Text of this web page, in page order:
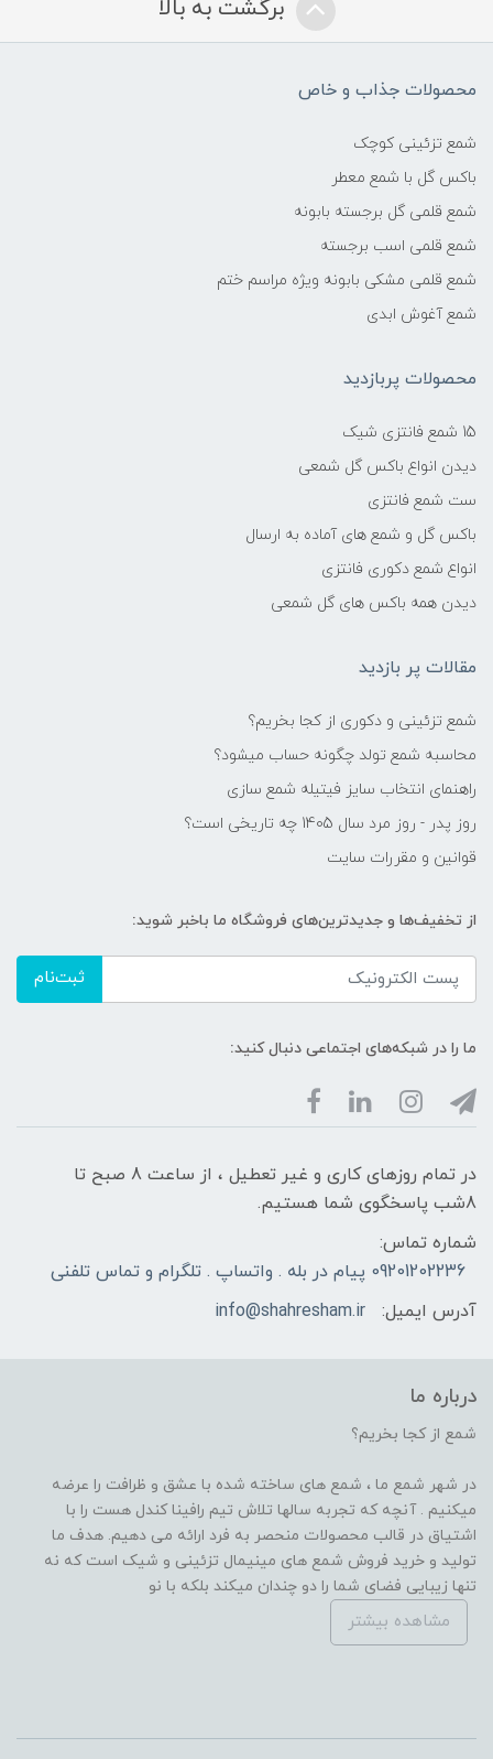
برگشت به بالا
محصولات جذاب و خاص
شمع تزئینی کوچک
باکس گل با شمع معطر
شمع قلمی گل برجسته بابونه
شمع قلمی اسب برجسته
شمع قلمی مشکی بابونه ویژه مراسم ختم
شمع آغوش ابدی
محصولات پربازدید
15 شمع فانتزی شیک
دیدن انواع باکس گل شمعی
ست شمع فانتزی
باکس گل و شمع های آماده به ارسال
انواع شمع دکوری فانتزی
دیدن همه باکس های گل شمعی
مقالات پر بازدید
شمع تزئینی و دکوری از کجا بخریم؟
محاسبه شمع تولد چگونه حساب میشود؟
راهنمای انتخاب سایز فیتیله شمع سازی
روز پدر - روز مرد سال 1405 چه تاریخی است؟
قوانین و مقررات سایت
از تخفیف‌ها و جدیدترین‌های فروشگاه ما باخبر شوید:
ثبت‌نام
ما را در شبکه‌های اجتماعی دنبال کنید:
در تمام روزهای کاری و غیر تعطیل ، از ساعت 8 صبح تا
8شب پاسخگوی شما هستیم.
شماره تماس:
09201202236 پیام در بله . واتساپ . تلگرام و تماس تلفنی
آدرس ایمیل:
info@shahresham.ir
درباره ما
شمع از کجا بخریم؟
در شهر شمع ما ، شمع های ساخته شده با عشق و ظرافت را عرضه
میکنیم . آنچه که تجربه سالها تلاش تیم رافینا کندل هست را با
اشتیاق در قالب محصولات منحصر به فرد ارائه می دهیم. هدف ما
تولید و خرید فروش شمع های مینیمال تزئینی و شیک است که نه
تنها زیبایی فضای شما را دو چندان میکند بلکه با نو
مشاهده بیشتر